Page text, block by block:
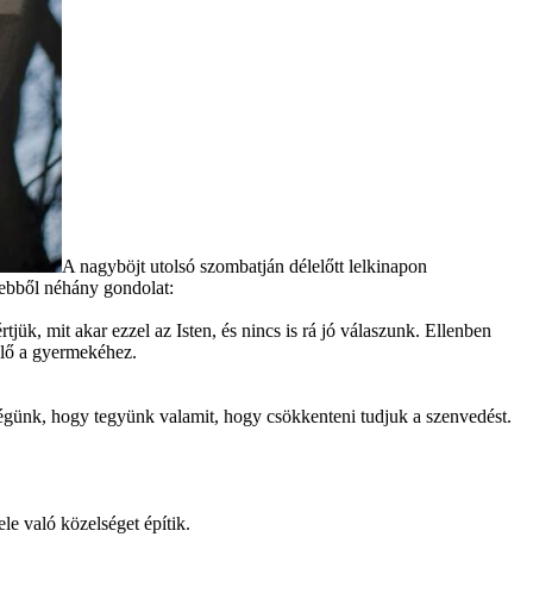
A nagyböjt utolsó szombatján délelőtt lelkinapon
néhány gondolat:
mit akar ezzel az Isten, és nincs is rá jó válaszunk. Ellenben
a gyermekéhez.
hogy tegyünk valamit, hogy csökkenteni tudjuk a szenvedést.
való közelséget építik.